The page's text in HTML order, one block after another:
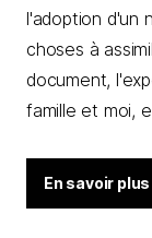
l'adoption d'un
choses à
document,
famille et moi,
En savoir plus